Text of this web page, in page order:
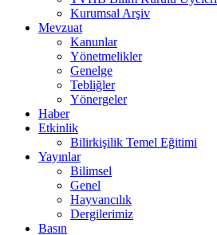
Kurumsal Arşiv
Mevzuat
Kanunlar
Yönetmelikler
Genelge
Tebliğler
Yönergeler
Haber
Etkinlik
Bilirkişilik Temel Eğitimi
Yayınlar
Bilimsel
Genel
Hayvancılık
Dergilerimiz
Basın